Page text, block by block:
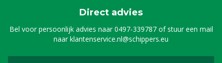
Direct advies
Bel voor persoonlijk advies naar0497-339787of stuur een mail
naarklantenservice.nl@schippers.eu